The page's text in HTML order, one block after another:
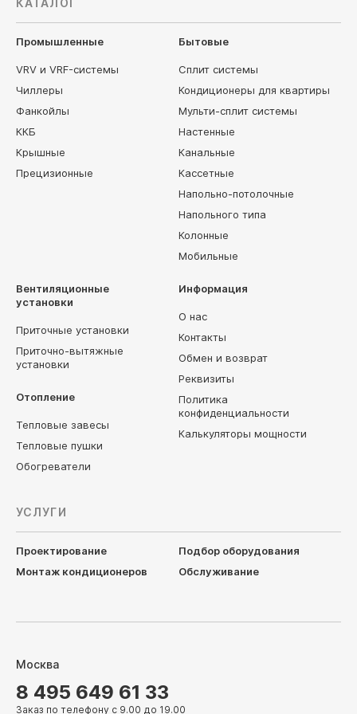
КАТАЛОГ
Промышленные
VRV и VRF-системы
Чиллеры
Фанкойлы
ККБ
Крышные
Прецизионные
Бытовые
Сплит системы
Кондиционеры для квартиры
Мульти-сплит системы
Настенные
Канальные
Кассетные
Напольно-потолочные
Напольного типа
Колонные
Мобильные
Вентиляционные
установки
Приточные установки
Приточно-вытяжные
установки
Отопление
Тепловые завесы
Тепловые пушки
Обогреватели
Информация
О нас
Контакты
Обмен и возврат
Реквизиты
Политика
конфиденциальности
Калькуляторы мощности
УСЛУГИ
Проектирование
Подбор оборудования
Монтаж кондиционеров
Обслуживание
Москва
8 495 649 61 33
Заказ по телефону с 9.00 до 19.00